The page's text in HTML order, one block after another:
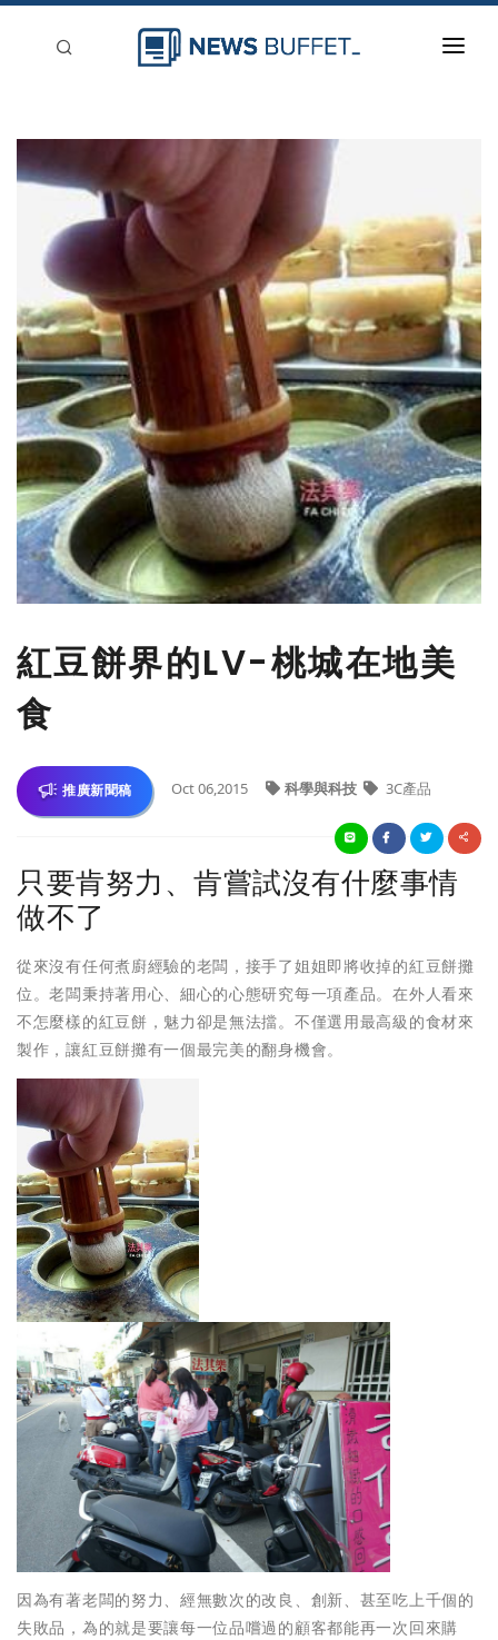
登入
刊登
紅豆餅界的LV-桃城在地美
食
推廣新聞稿 Oct 06,2015 科學與科技 3C產品
只要肯努力、肯嘗試沒有什麼事情
做不了
從來沒有任何煮廚經驗的老闆，接手了姐姐即將收掉的紅豆餅攤
位。老闆秉持著用心、細心的心態研究每一項產品。在外人看來
不怎麼樣的紅豆餅，魅力卻是無法擋。不僅選用最高級的食材來
製作，讓紅豆餅攤有一個最完美的翻身機會。
因為有著老闆的努力、經無數次的改良、創新、甚至吃上千個的
失敗品，為的就是要讓每一位品嚐過的顧客都能再一次回來購